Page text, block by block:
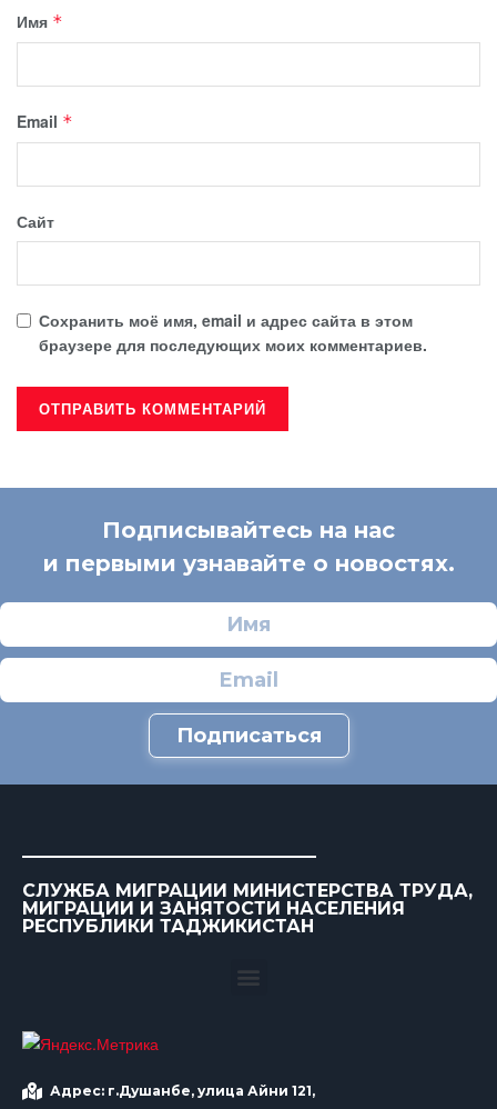
Имя *
Email *
Сайт
Сохранить моё имя, email и адрес сайта в этом
браузере для последующих моих комментариев.
Подписывайтесь на нас
и первыми узнавайте о новостях.
Подписаться
СЛУЖБА МИГРАЦИИ МИНИСТЕРСТВА ТРУДА,
МИГРАЦИИ И ЗАНЯТОСТИ НАСЕЛЕНИЯ
РЕСПУБЛИКИ ТАДЖИКИСТАН
Адрес: г.Душанбе, улица Айни 121,